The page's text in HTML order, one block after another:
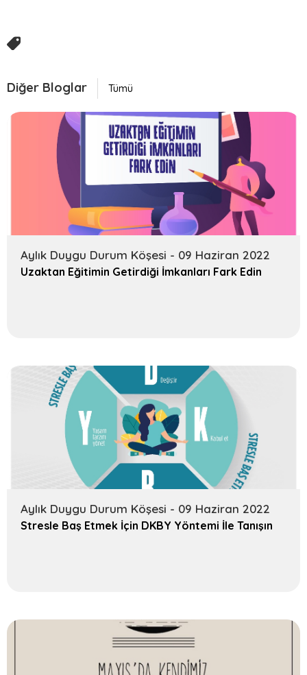
Diğer Bloglar Tümü
Aylık Duygu Durum Köşesi - 09 Haziran 2022
Uzaktan Eğitimin Getirdiği İmkanları Fark Edin
Aylık Duygu Durum Köşesi - 09 Haziran 2022
Stresle Baş Etmek İçin DKBY Yöntemi İle Tanışın